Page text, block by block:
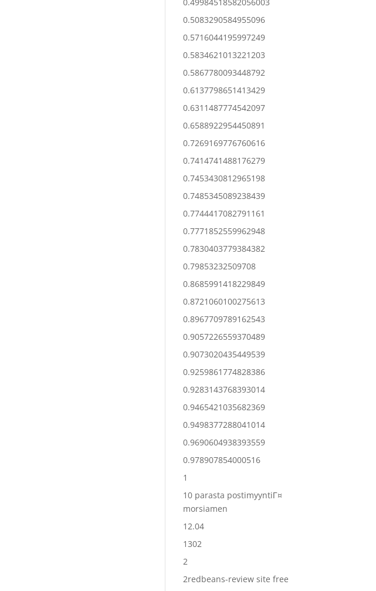
0.5083290584955096
0.5716044195997249
0.5834621013221203
0.5867780093448792
0.6137798651413429
0.6311487774542097
0.6588922954450891
0.7269169776760616
0.7414741488176279
0.7453430812965198
0.7485345089238439
0.7744417082791161
0.7771852559962948
0.7830403779384382
0.79853232509708
0.8685991418229849
0.8721060100275613
0.8967709789162543
0.9057226559370489
0.9073020435449539
0.9259861774828386
0.9283143768393014
0.9465421035682369
0.9498377288041014
0.9690604938393559
0.978907854000516
1
10 parasta postimyyntiГ¤
morsiamen
12.04
1302
2
2redbeans-review site free